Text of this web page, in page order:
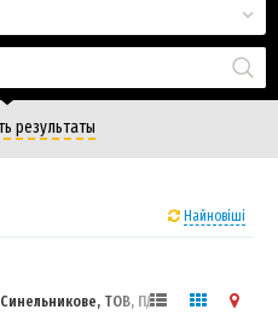
результаты
Найновіші
ТОВ, ПДВ